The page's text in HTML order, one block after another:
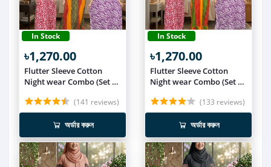
In Stock
৳1,270.00
Flutter Sleeve Cotton
Night wear Combo (Set of
(141 reviews)
অর্ডার করুন
In Stock
৳1,270.00
Flutter Sleeve Cotton
Night wear Combo (Set of
(133 reviews)
অর্ডার করুন